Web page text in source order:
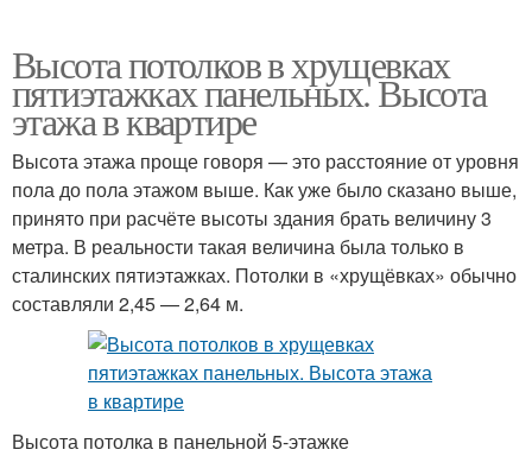
Высота потолков в хрущевках
пятиэтажках панельных. Высота
этажа в квартире
Высота этажа проще говоря — это расстояние от уровня
пола до пола этажом выше. Как уже было сказано выше,
принято при расчёте высоты здания брать величину 3
метра. В реальности такая величина была только в
сталинских пятиэтажках. Потолки в «хрущёвках» обычно
составляли 2,45 — 2,64 м.
Высота потолка в панельной 5-этажке